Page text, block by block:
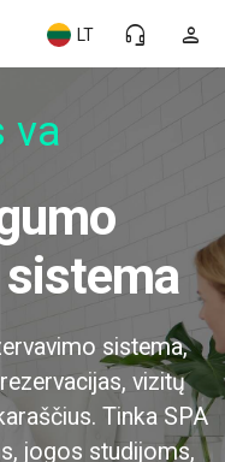
person
headset_mic
LT
sistema,
vizitų
Tinka SPA
jogos studijoms,